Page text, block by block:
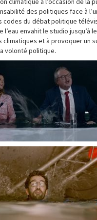
des politiques face à
codes du débat politique
envahit le studio jusqu’à
et à provoquer un
volonté politique.